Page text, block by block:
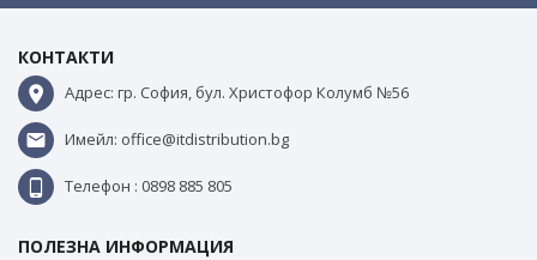
КОНТАКТИ
Адрес: гр. София, бул. Христофор Колумб №56
Имейл: office@itdistribution.bg
Телефон : 0898 885 805
ПОЛЕЗНА ИНФОРМАЦИЯ